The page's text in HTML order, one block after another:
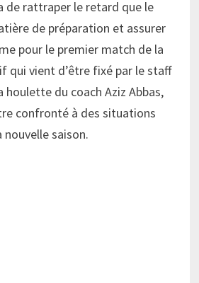
de rattraper le retard que le
de préparation et assurer
pour le premier match de la
qui vient d’être fixé par le staff
houlette du coach Aziz Abbas,
confronté à des situations
saison.